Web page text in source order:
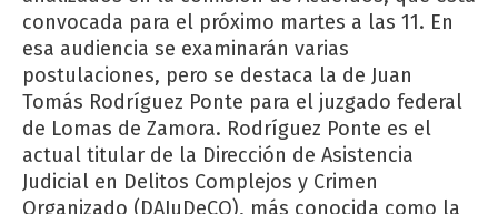
convocada para el próximo martes a las 11. En
esa audiencia se examinarán varias
postulaciones, pero se destaca la de Juan
Tomás Rodríguez Ponte para el juzgado federal
de Lomas de Zamora. Rodríguez Ponte es el
actual titular de la Dirección de Asistencia
Judicial en Delitos Complejos y Crimen
Organizado (DAJuDeCO), más conocida como la